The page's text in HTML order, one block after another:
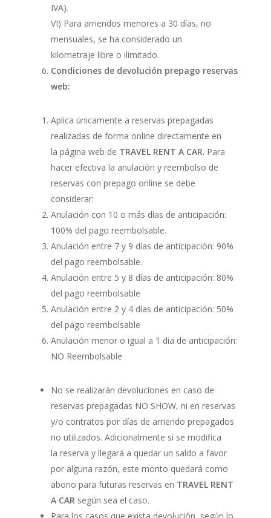
IVA).
VI) Para arriendos menores a 30 días, no
mensuales, se ha considerado un
kilometraje libre o ilimitado.
Condiciones de devolución prepago reservas
web:
Aplica únicamente a reservas prepagadas
realizadas de forma online directamente en
la página web de TRAVEL RENT A CAR. Para
hacer efectiva la anulación y reembolso de
reservas con prepago online se debe
considerar:
Anulación con 10 o más días de anticipación:
100% del pago reembolsable.
Anulación entre 7 y 9 días de anticipación: 90%
del pago reembolsable.
Anulación entre 5 y 8 días de anticipación: 80%
del pago reembolsable
Anulación entre 2 y 4 días de anticipación: 50%
del pago reembolsable
Anulación menor o igual a 1 día de anticipación:
NO Reembolsable
No se realizarán devoluciones en caso de
reservas prepagadas NO SHOW, ni en reservas
y/o contratos por días de arriendo prepagados
no utilizados. Adicionalmente si se modifica
la reserva y llegará a quedar un saldo a favor
por alguna razón, este monto quedará como
abono para futuras reservas en TRAVEL RENT
A CAR según sea el caso.